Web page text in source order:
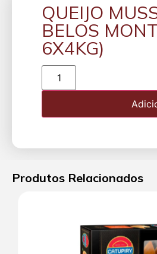
QUEIJO
BELOS
6X4KG)
Produtos Relacionados